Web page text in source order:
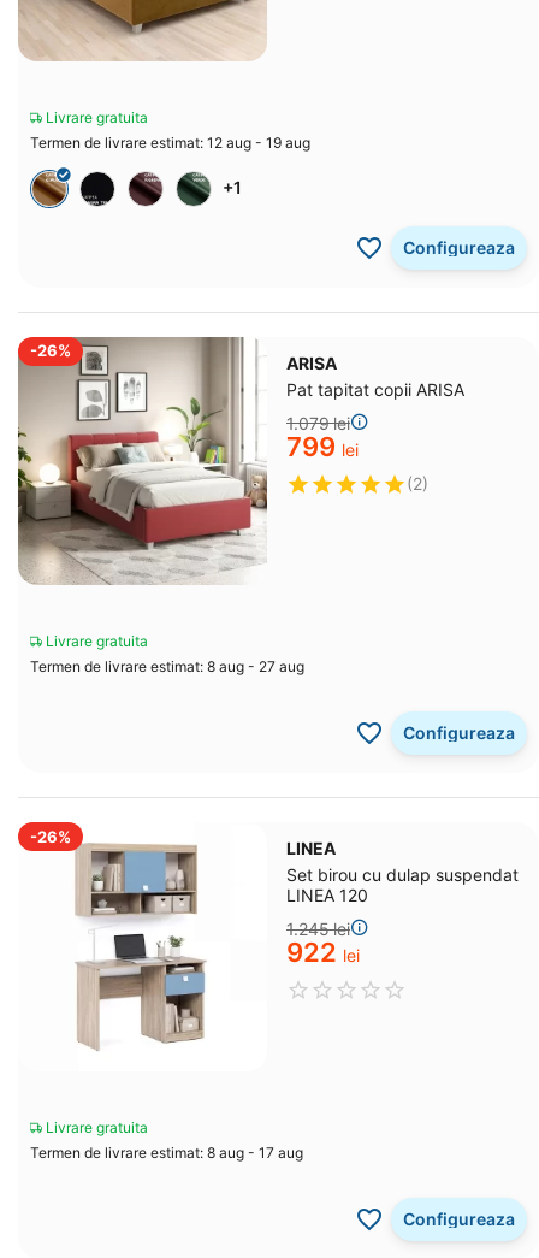
Livrare gratuita
Termen de livrare estimat: 12 aug - 19 aug
+1
Configureaza
-26%
ARISA
Pat tapitat copii ARISA
1.079lei
‍799‍ lei
(2)
Livrare gratuita
Termen de livrare estimat: 8 aug - 27 aug
Configureaza
-26%
LINEA
Set birou cu dulap suspendat
LINEA 120
1.245lei
‍922‍ lei
Livrare gratuita
Termen de livrare estimat: 8 aug - 17 aug
Configureaza